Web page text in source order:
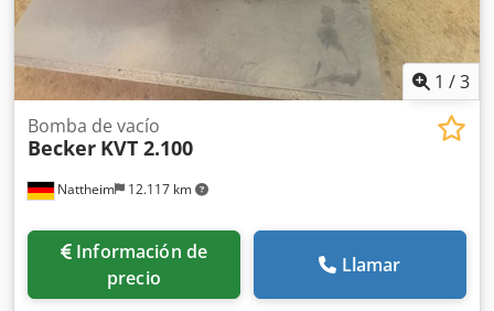
1 /3
Nattheim 12.117 km
Bomba de vacío
Becker KVT 2.100
Información de
precio
Llamar